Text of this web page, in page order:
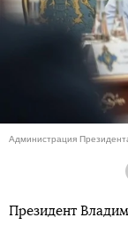
Администрация
Президент